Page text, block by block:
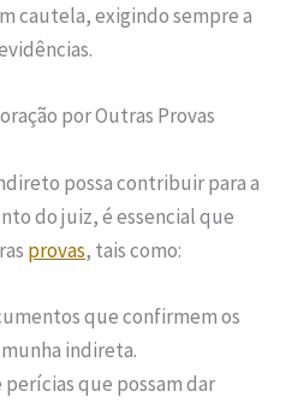
cautela, exigindo sempre a
por Outras Provas
possa contribuir para a
do juiz, é essencial que
provas, tais como:
que confirmem os
indireta.
perícias que possam dar